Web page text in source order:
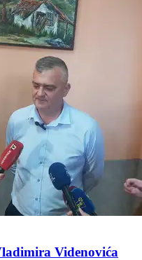
Videnovića